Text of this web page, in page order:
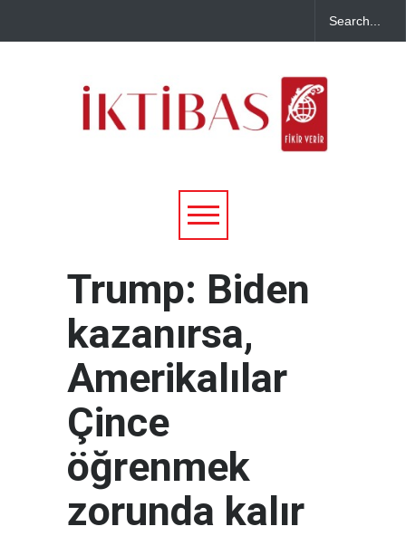
Trump: Biden
kazanırsa,
Amerikalılar
Çince
öğrenmek
zorunda kalır